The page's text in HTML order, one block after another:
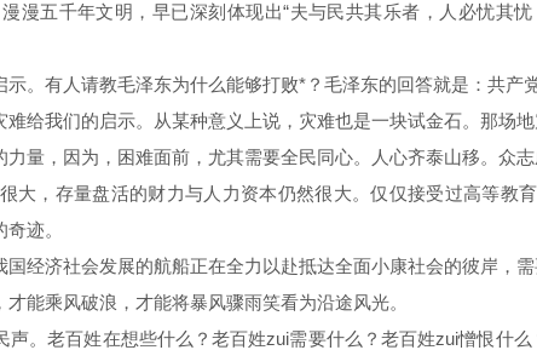
五千年文明，早已深刻体现出“夫与民共其乐者，人必忧其忧
有人请教毛泽东为什么能够打败*？毛泽东的回答就是：共产党
我们的启示。从某种意义上说，灾难也是一块试金石。那场地
，因为，困难面前，尤其需要全民同心。人心齐泰山移。众
大，存量盘活的财力与人力资本仍然很大。仅仅接受过高等教
迹。
济社会发展的航船正在全力以赴抵达全面小康社会的彼岸，
能乘风破浪，才能将暴风骤雨笑看为沿途风光。
老百姓在想些什么？老百姓zui需要什么？老百姓zui憎恨什